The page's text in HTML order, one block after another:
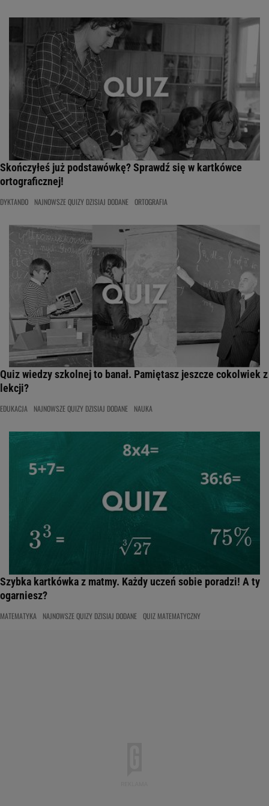
Skończyłeś już podstawówkę? Sprawdź się w kartkówce
ortograficznej!
DYKTANDO NAJNOWSZE QUIZY DZISIAJ DODANE ORTOGRAFIA
Quiz wiedzy szkolnej to banał. Pamiętasz jeszcze cokolwiek z
lekcji?
EDUKACJA NAJNOWSZE QUIZY DZISIAJ DODANE NAUKA
Szybka kartkówka z matmy. Każdy uczeń sobie poradzi! A ty
ogarniesz?
MATEMATYKA NAJNOWSZE QUIZY DZISIAJ DODANE QUIZ MATEMATYCZNY